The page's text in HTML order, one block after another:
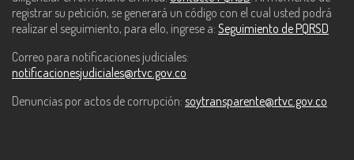
registrar su petición, se generará un código con el cual usted podrá
realizar el seguimiento, para ello, ingrese a: Seguimiento de PQRSD
Correo para notificaciones judiciales:
notificacionesjudiciales@rtvc.gov.co
Denuncias por actos de corrupción: soytransparente@rtvc.gov.co